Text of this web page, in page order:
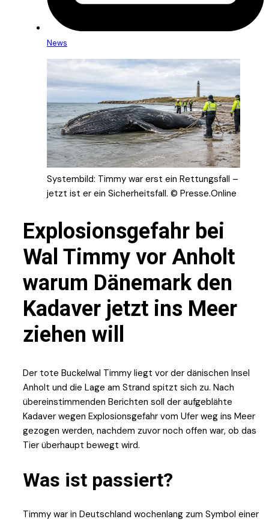
News
Systembild: Timmy war erst ein Rettungsfall –
jetzt ist er ein Sicherheitsfall. © Presse.Online
Explosionsgefahr bei
Wal Timmy vor Anholt
warum Dänemark den
Kadaver jetzt ins Meer
ziehen will
Der tote Buckelwal Timmy liegt vor der dänischen Insel
Anholt und die Lage am Strand spitzt sich zu. Nach
übereinstimmenden Berichten soll der aufgeblähte
Kadaver wegen Explosionsgefahr vom Ufer weg ins Meer
gezogen werden, nachdem zuvor noch offen war, ob das
Tier überhaupt bewegt wird.
Was ist passiert?
Timmy war in Deutschland wochenlang zum Symbol einer